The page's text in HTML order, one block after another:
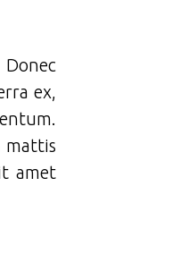
ex,
mattis
amet